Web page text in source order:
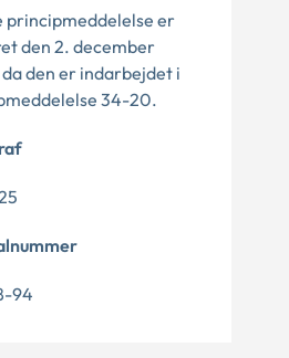
principmeddelelse er
den 2. december
den er indarbejdet i
34-20.
94